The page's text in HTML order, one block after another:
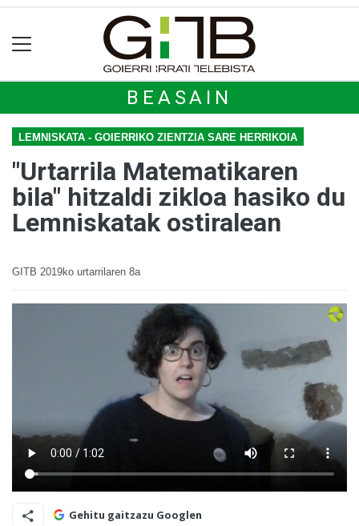
BEASAIN
LEMNISKATA - GOIERRIKO ZIENTZIA SARE HERRIKOIA
"Urtarrila Matematikaren
bila" hitzaldi zikloa hasiko du
Lemniskatak ostiralean
GITB 2019ko urtarrilaren 8a
Gehitu gaitzazu Googlen